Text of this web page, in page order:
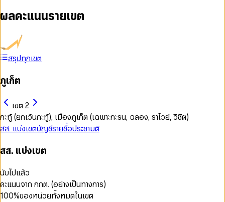
ผลคะแนนรายเขต
สรุปทุกเขต
ภูเก็ต
เขต 2
กะทู้ (ยกเว้นกะทู้), เมืองภูเก็ต (เฉพาะกะรน, ฉลอง, ราไวย์, วิชิต)
สส. แบ่งเขตบัญชีรายชื่อประชามติ
สส. แบ่งเขต
นับไปแล้ว
คะแนนจาก กกต. (อย่างเป็นทางการ)
100%ของหน่วยทั้งหมดในเขต